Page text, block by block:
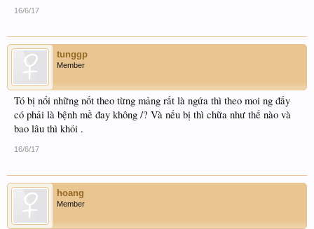
16/6/17
tunggp
Member
Tó bị nổi những nốt theo từng mảng rất là ngứa thì theo moi ng đấy
có phải là bệnh mề đay không /? Và nếu bị thì chữa như thế nào và
bao lâu thì khỏi .
16/6/17
hoang
Member